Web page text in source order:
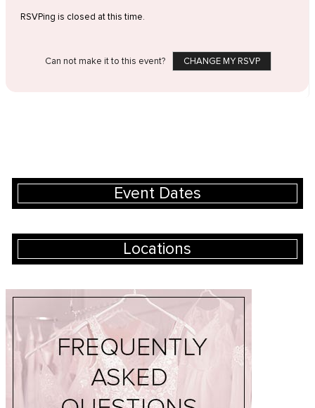
RSVPing is closed at this time.
Can not make it to this event? CHANGE MY RSVP
Event Dates
Locations